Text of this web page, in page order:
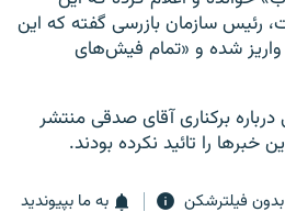
رئیس سازمان بازرسی گفته که این
شده و «تمام فیش‌های
برکناری آقای صدقی منتشر
را تائید نکرده بودند.
فیلترشکن به ما بپیوندید